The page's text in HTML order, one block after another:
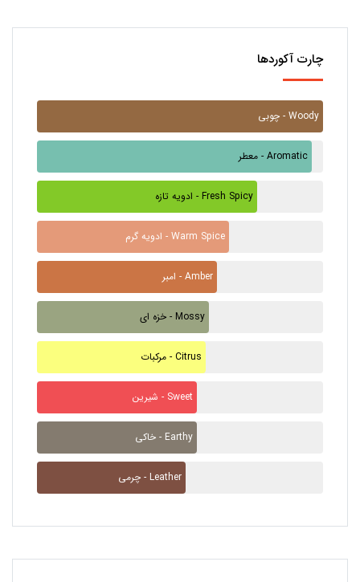
چارت آکوردها
چوبی - Woody
معطر - Aromatic
ادویه تازه - Fresh Spicy
ادویه گرم - Warm Spice
امبر - Amber
خزه ای - Mossy
مرکبات - Citrus
شیرین - Sweet
خاکی - Earthy
چرمی - Leather